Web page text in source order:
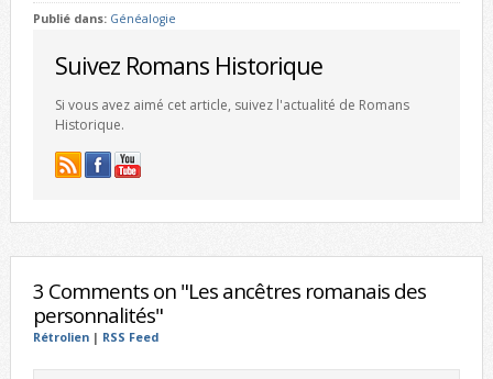
Publié dans: Généalogie
Suivez Romans Historique
Si vous avez aimé cet article, suivez l'actualité de Romans
Historique.
3 Comments on "Les ancêtres romanais des
personnalités"
Rétrolien| RSS Feed